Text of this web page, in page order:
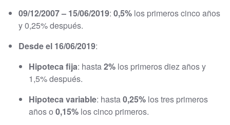
09/12/2007 – 15/06/2019: 0,5% los primeros cinco años
y 0,25% después.
Desde el 16/06/2019:
Hipoteca fija: hasta2% los primeros diez años y
1,5% después.
Hipoteca variable: hasta0,25% los tres primeros
años o 0,15% los cinco primeros.